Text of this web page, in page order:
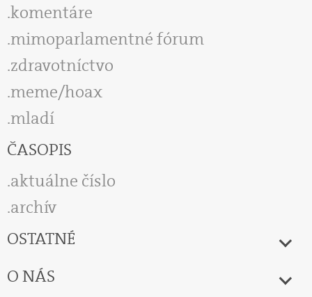
komentáre
mimoparlamentné fórum
zdravotníctvo
meme/hoax
mladí
ČASOPIS
aktuálne číslo
archív
OSTATNÉ
O NÁS